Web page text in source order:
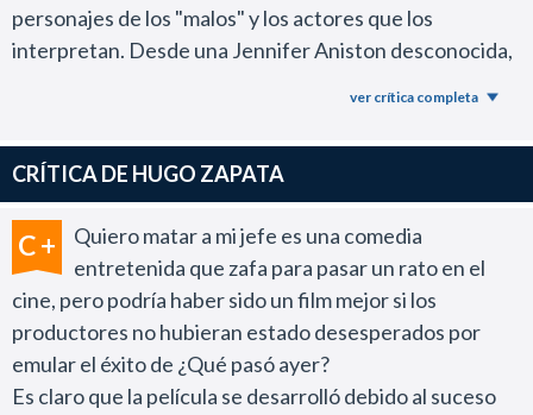
personajes de los "malos" y los actores que los
interpretan. Desde una Jennifer Aniston desconocida,
para acogotarlo.
Los buenos realmente tienen momentos patéticos y
cansan un poco. Pero por suerte el mal aparece
seguido.
La historia es muy simple, y obvio hay un aire a The
hangover. Pero la peli va un poco por otro lado.
La vi en la avant premiere de la web, y eso ayudó
mucho. En la sala hubo muchas risas y demuestra que
sirve para tener una salida agradable. Aquel que la vea
ver crítica completa
CRÍTICA DE HUGO ZAPATA
C +
Quiero matar a mi jefe es una comedia
entretenida que zafa para pasar un rato en el
cine, pero podría haber sido un film mejor si los
productores no hubieran estado desesperados por
emular el éxito de ¿Qué pasó ayer?
Es claro que la película se desarrolló debido al suceso